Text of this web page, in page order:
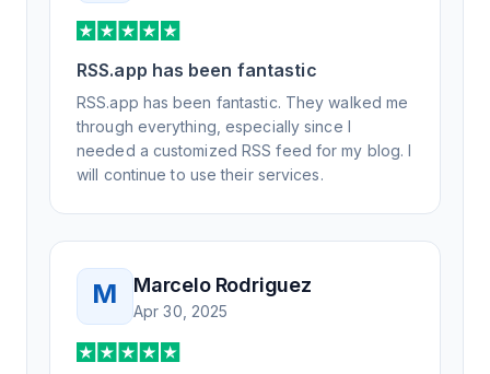
RSS.app has been fantastic
RSS.app has been fantastic. They walked me
through everything, especially since I
needed a customized RSS feed for my blog. I
will continue to use their services.
M Marcelo Rodriguez
Apr 30, 2025